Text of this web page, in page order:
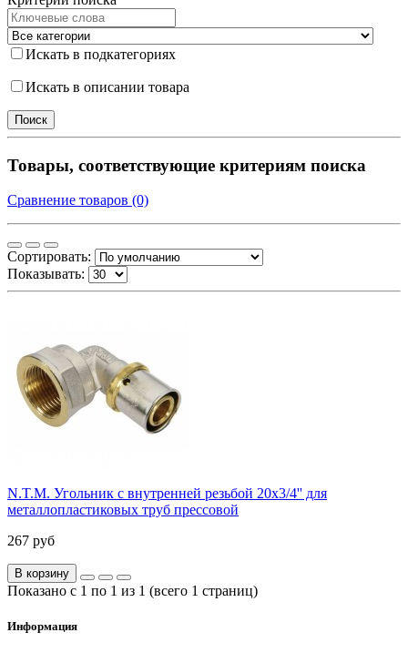
Искать в подкатегориях
Искать в описании товара
Товары, соответствующие критериям поиска
Сравнение товаров (0)
Сортировать:
Показывать:
N.T.M. Угольник с внутренней резьбой 20x3/4'' для
металлопластиковых труб прессовой
267 руб
В корзину
Показано с 1 по 1 из 1 (всего 1 страниц)
Информация